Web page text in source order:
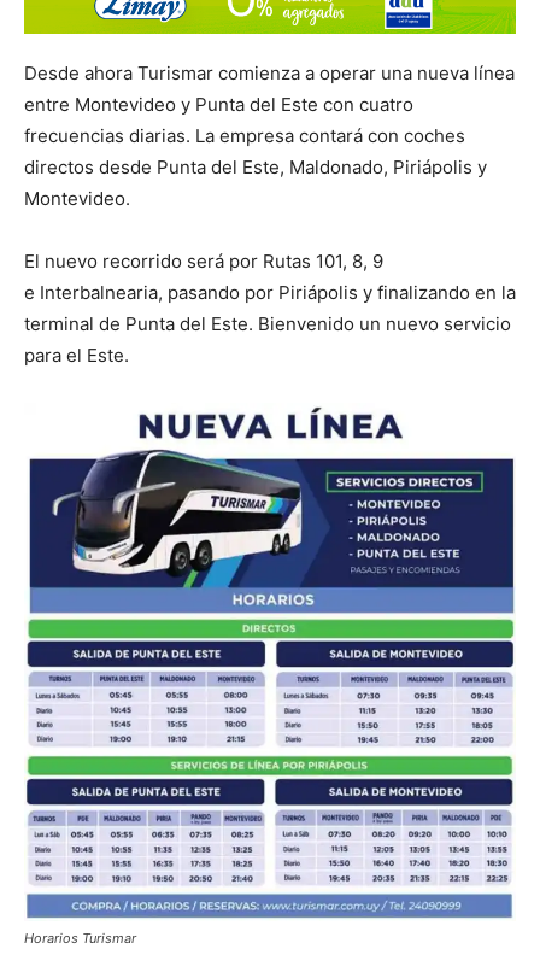
Desde ahora Turismar comienza a operar una nueva línea
entre Montevideo y Punta del Este con cuatro
frecuencias diarias. La empresa contará con coches
directos desde Punta del Este, Maldonado, Piriápolis y
Montevideo.
El nuevo recorrido será por Rutas 101, 8, 9
e Interbalnearia, pasando por Piriápolis y finalizando en la
terminal de Punta del Este. Bienvenido un nuevo servicio
para el Este.
Horarios Turismar